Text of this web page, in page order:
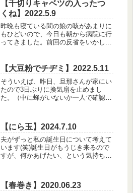
れで1週間以上は持たせるつもりなの
で...
【千切りキャベツの入ったつ
くね】2022.5.9
昨晩も寝ている間の娘の咳があまりに
もひどいので、今日も朝から病院に行
ってきました。前回の反省をいかして
（笑）【5月9日のメニュー】・白米・
千切りキャベツつくね・高野豆腐・...
【大豆粉でチヂミ】2022.5.11
そういえば、昨日、旦那さんが家にい
たので3日ぶりに換気扇を止めまし
た。（中に蜂がいないか一人で確認す
（笑）【5月11日のメニュー】・ポキ
丼・チヂミ・鶏皮のピリ辛あえ・なめ
こ...
【にら玉】2024.7.10
夫がずっと私の誕生日について考えて
います(笑)誕生日がもうじき来るので
すが、何かあげたい、という気持ちの
ん。。。。【7月10日のメニュー】・
白米withふりかけ・にら玉・もやし...
【春巻き】2020.06.23